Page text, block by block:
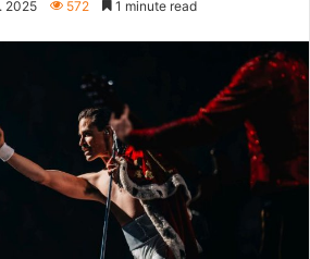
2025 572 1 minute read